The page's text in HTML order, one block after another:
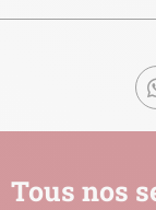
Tous nos